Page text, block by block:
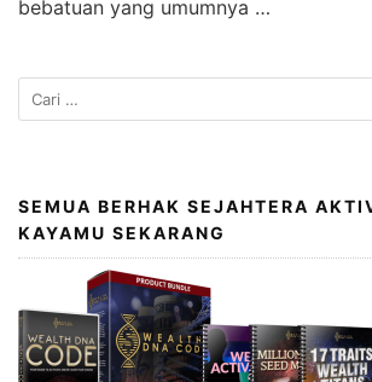
bebatuan yang umumnya …
SEMUA BERHAK SEJAHTERA
KAYAMU SEKARANG